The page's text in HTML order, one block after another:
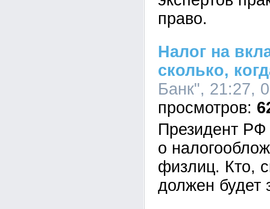
право.
Налог на
сколько,
Банк", 21:27,
Президент РФ
о
физлиц. Кто,
должен будет